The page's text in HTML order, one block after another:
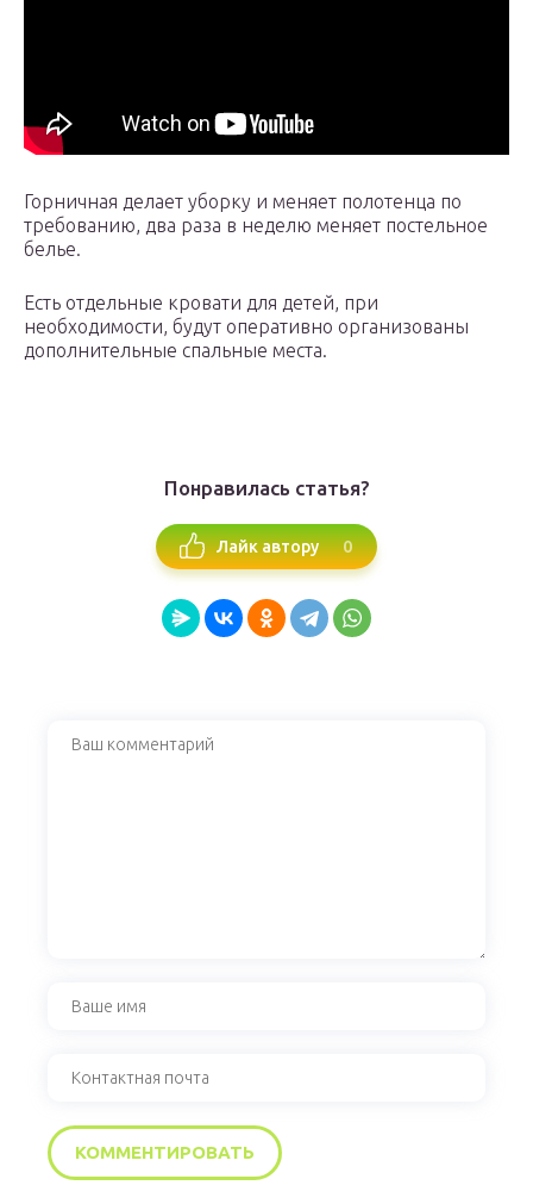
Горничная делает уборку и меняет полотенца по
требованию, два раза в неделю меняет постельное
белье.
Есть отдельные кровати для детей, при
необходимости, будут оперативно организованы
дополнительные спальные места.
Понравилась статья?
Лайк автору 0